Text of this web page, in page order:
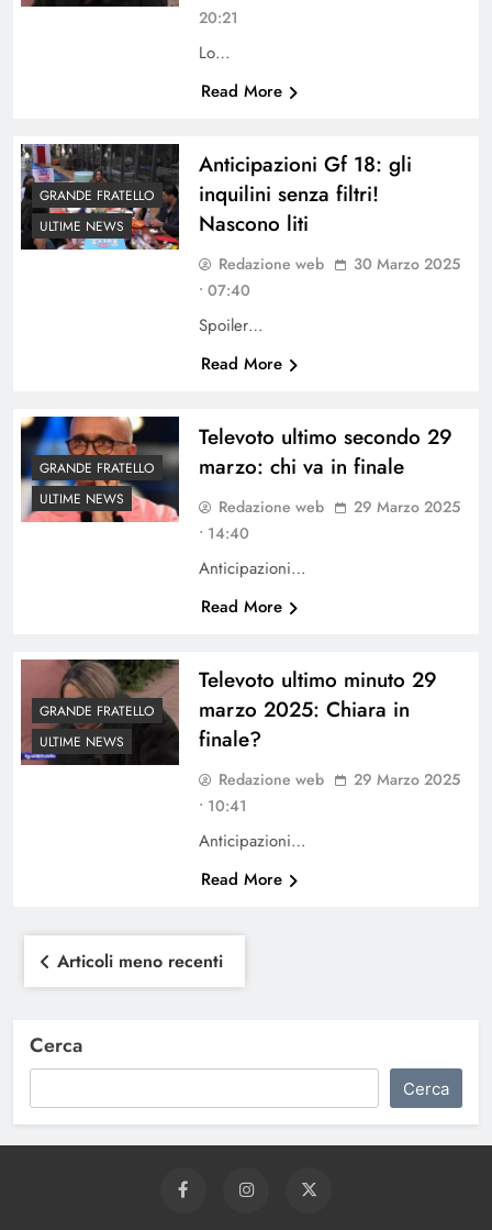
20:21
Lo…
Read More
GRANDE FRATELLO
ULTIME NEWS
Anticipazioni Gf 18: gli
inquilini senza filtri!
Nascono liti
Redazione web
30 Marzo 2025
• 07:40
Spoiler…
Read More
GRANDE FRATELLO
ULTIME NEWS
Televoto ultimo secondo 29
marzo: chi va in finale
Redazione web
29 Marzo 2025
• 14:40
Anticipazioni…
Read More
GRANDE FRATELLO
ULTIME NEWS
Televoto ultimo minuto 29
marzo 2025: Chiara in
finale?
Redazione web
29 Marzo 2025
• 10:41
Anticipazioni…
Read More
Navigazione
articoli
Articoli meno recenti
Cerca
Cerca